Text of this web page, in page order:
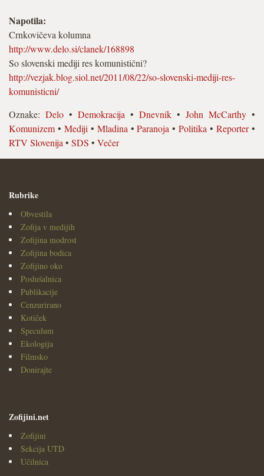
Napotila:
Crnkovičeva kolumna
http://www.delo.si/clanek/168898
So slovenski mediji res komunistični?
http://vezjak.blog.siol.net/2011/08/22/so-slovenski-mediji-res-
komunisticni/
Oznake: Delo • Demokracija • Dnevnik • John McCarthy •
Komunizem • Mediji • Mladina •Paranoja •Politika •Reporter•
RTV Slovenija • SDS • Večer
Rubrike
Obvestila
Zofija v medijih
Zofijina modrost
Zofijina bodica
Zofijino oko
Poslušalnica
Publikacije
Cenzurirano
Kotiček
Speculum
Ekologija
Filmsko
Donirajte
Zofijini.net
Zofijini
Sekcija UTD
Učilnica